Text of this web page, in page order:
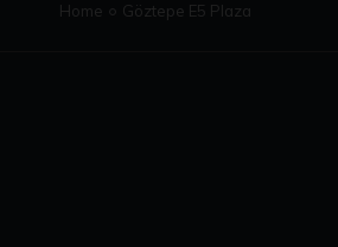
Home Göztepe E5 Plaza